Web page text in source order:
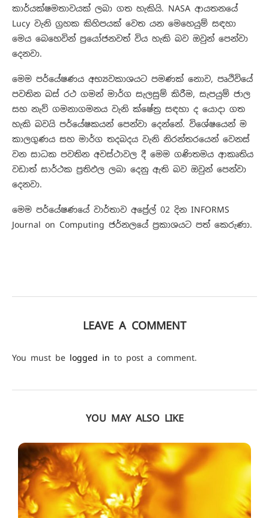
කාර්යක්ෂමතාවයක් ලබා ගත හැකියි. NASA ආයතනයේ
Lucy වැනි ග්‍රහක කිහිපයක් වෙත යන මෙහෙයුම් සඳහා
මෙය බෙහෙවින් ප්‍රයෝජනවත් විය හැකි බව ඔවුන් පෙන්වා
දෙනවා.
මෙම පර්යේෂණය අභ්‍යවකාශයට පමණක් නොව, පෘථිවියේ
පවතින බස් රථ ගමන් මාර්ග සැලසුම් කිරීම, සැපයුම් ජාල
සහ නැව් ගමනාගමනය වැනි ක්ෂේත්‍ර සඳහා ද යොදා ගත
හැකි බවයි පර්යේෂකයන් පෙන්වා දෙන්නේ. විශේෂයෙන් ම
කාලගුණය සහ මාර්ග තදබදය වැනි නිරන්තරයෙන් වෙනස්
වන සාධක පවතින අවස්ථාවල දී මෙම ගණිතමය ආකෘතිය
වඩාත් සාර්ථක ප්‍රතිඵල ලබා දෙනු ඇති බව ඔවුන් පෙන්වා
දෙනවා.
මෙම පර්යේෂණයේ වාර්තාව අප්‍රේල් 02 දින INFORMS
Journal on Computing ජර්නලයේ ප්‍රකාශයට පත් කෙරුණා.
LEAVE A COMMENT
You must be logged in to post a comment.
YOU MAY ALSO LIKE